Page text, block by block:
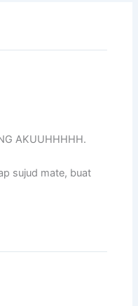
AKUUHHHHH.
sujud mate, buat